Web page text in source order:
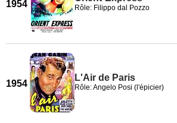
1954 Rôle: Filippo dal Pozzo
1954
L'Air de Paris
Rôle: Angelo Posi (l'épicier)